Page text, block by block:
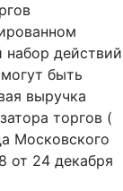
набор действий
быть
выручка
торгов (
Московского
от 24 декабря